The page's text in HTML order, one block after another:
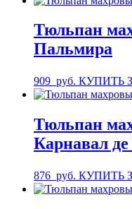
Тюльпан
Пальмира
909 руб. КУПИТЬ
Тюльпан
Карнавал
876 руб. КУПИТЬ